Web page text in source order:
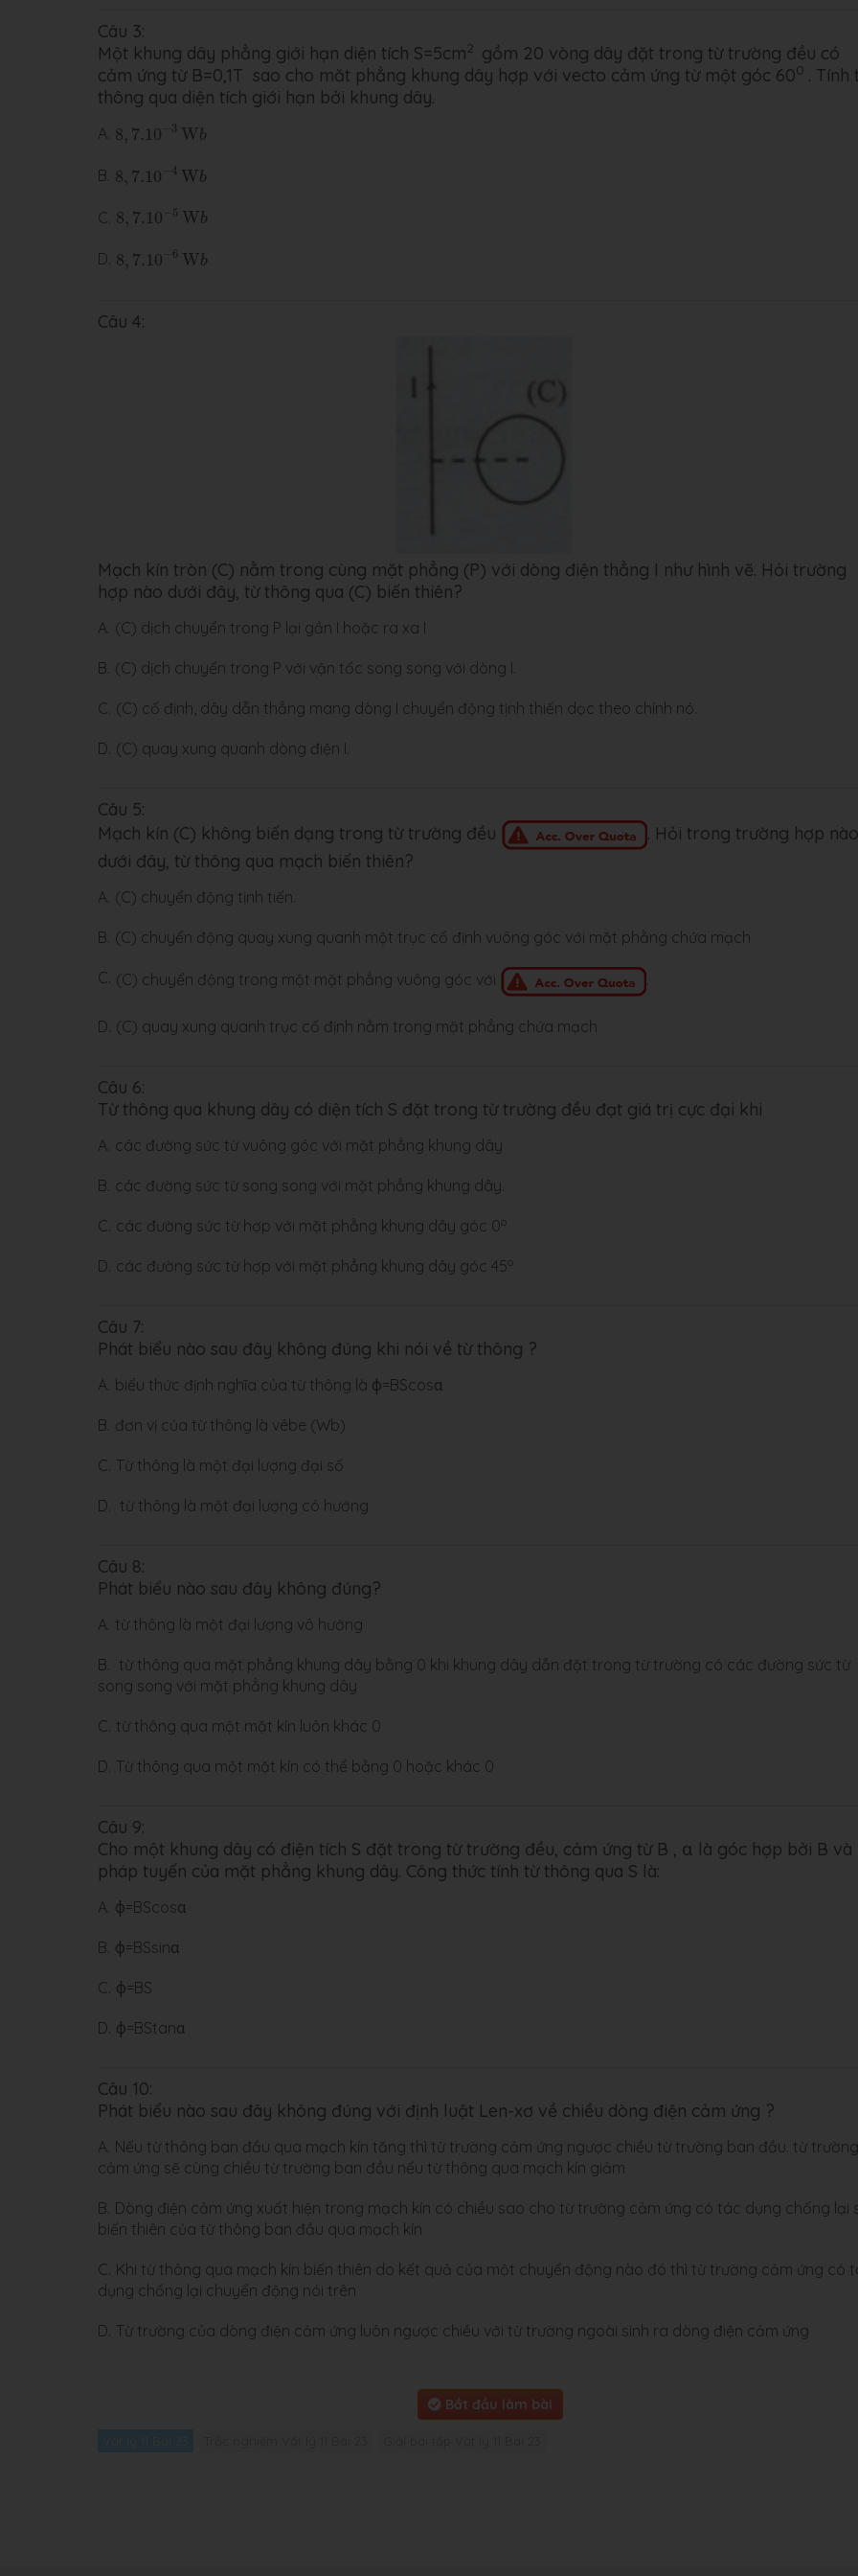
Câu 3:
Một khung dây phẳng giới hạn diện tích S=5cm2 gồm 20 vòng dây đặt trong từ trường đều có
cảm ứng từ B=0,1T sao cho măt phẳng khung dây hợp với vecto cảm ứng từ một góc 600 . Tính
thông qua diện tích giới hạn bởi khung dây.
A. 8, 7.10 3 Wb
8 7.10 Wb
B. 8, 7.10 4 Wb
8 7.10 Wb
C. 8, 7.10 5 Wb
8 7.10 5Wb
D. 8, 7.10 6 Wb
8 7.10 Wb
Câu 4:
Mạch kín tròn (C) nằm trong cùng mặt phẳng (P) với dòng điện thẳng I như hình vẽ. Hỏi trường
hợp nào dưới đây, từ thông qua (C) biến thiên?
A. (C) dịch chuyển trong P lại gần I hoặc ra xa I
B. (C) dịch chuyển trong P với vận tốc song song với dòng I.
C. (C) cố định, dây dẫn thẳng mang dòng I chuyển động tịnh thiến dọc theo chính nó.
D. (C) quay xung quanh dòng điện I.
Câu 5:
Mạch kín (C) không biến dạng trong từ trường đều
. Hỏi trong trường hợp nào
dưới đây, từ thông qua mạch biến thiên?
A. (C) chuyển động tịnh tiến.
B. (C) chuyển động quay xung quanh một trục cố định vuông góc với mặt phằng chứa mạch
C. (C) chuyển động trong một mặt phẳng vuông góc với .
D. (C) quay xung quanh trục cố định nằm trong mặt phẳng chứa mạch
Câu 6:
Từ thông qua khung dây có diện tích S đặt trong từ trường đều đạt giá trị cực đại khi
A. các đường sức từ vuông góc với mặt phẳng khung dây
B. các đường sức từ song song với mặt phẳng khung dây.
C. các đường sức từ hợp với mặt phẳng khung dây góc 0o
D. các đường sức từ hợp với mặt phẳng khung dây góc 45o
Câu 7:
Phát biểu nào sau đây không đúng khi nói về từ thông ?
A. biểu thức định nghĩa của từ thông là φ=BScosα
B. đơn vị của từ thông là vêbe (Wb)
C. Từ thông là một đại lượng đại số
D. từ thông là một đại lượng có hướng
Câu 8:
Phát biểu nào sau đây không đúng?
A. từ thông là một đại lượng vô hướng
B.
từ thông qua mặt phẳng khung dây bằng 0 khi khung dây dẫn đặt trong từ trường có các đường sức từ
song song với mặt phẳng khung dây
C. từ thông qua một mặt kín luôn khác 0
D. Từ thông qua một mặt kín có thể bằng 0 hoặc khác 0
Câu 9:
Cho một khung dây có điện tích S đặt trong từ trường đều, cảm ứng từ B , α là góc hợp bởi B và
pháp tuyến của mặt phẳng khung dây. Công thức tính từ thông qua S là:
A. φ=BScosα
B. φ=BSsinα
C. φ=BS
D. φ=BStanα
Câu 10:
Phát biểu nào sau đây không đúng với định luật Len-xơ về chiều dòng điện cảm ứng ?
A. Nếu từ thông ban đầu qua mạch kín tăng thì từ trường cảm ứng ngược chiều từ trường ban đầu. từ trường
cảm ứng sẽ cùng chiều từ trường ban đầu nếu từ thông qua mạch kín giảm
B. Dòng điện cảm ứng xuất hiện trong mạch kín có chiều sao cho từ trường cảm ứng có tác dụng chống lại
biến thiên của từ thông ban đầu qua mạch kín
C. Khi từ thông qua mạch kín biến thiên do kết quả của một chuyển động nào đó thì từ trường cảm ứng có
dụng chống lại chuyển động nói trên
D. Từ trường của dòng điện cảm ứng luôn ngược chiều với từ trường ngoài sinh ra dòng điện cảm ứng
Bắt đầu làm bài